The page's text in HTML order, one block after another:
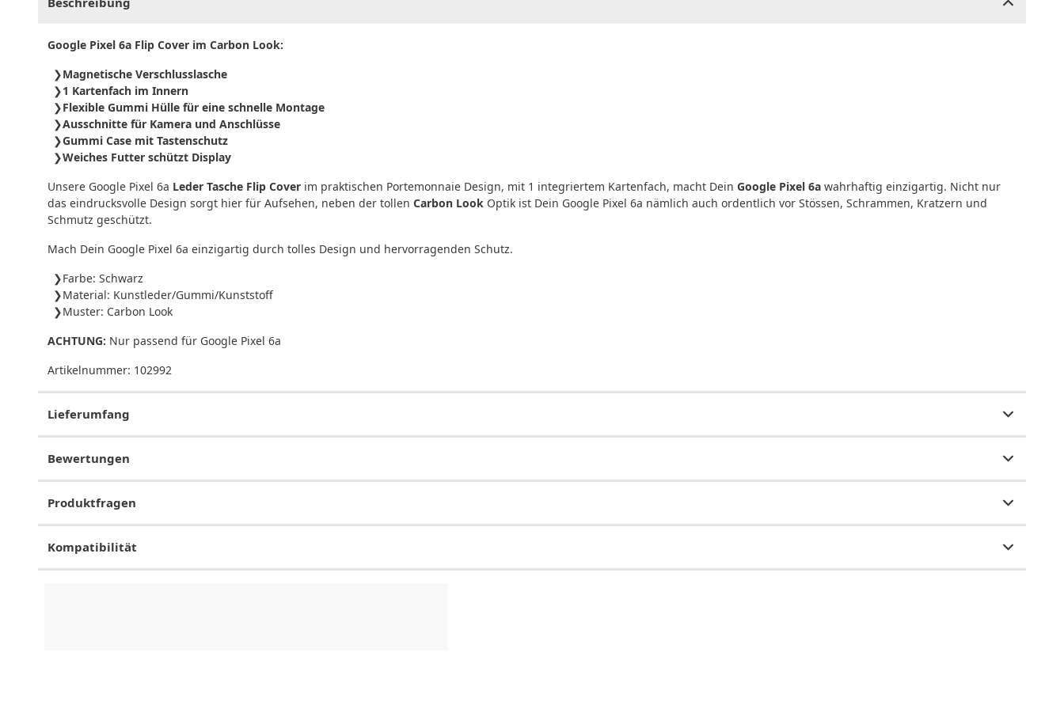
Google Pixel 6a Flip Cover im Carbon Look:
Magnetische Verschlusslasche
1 Kartenfach im Innern
Flexible Gummi Hülle für eine schnelle Montage
Ausschnitte für Kamera und Anschlüsse
Gummi Case mit Tastenschutz
Weiches Futter schützt Display
Unsere Google Pixel 6a Leder Tasche Flip Cover im praktischen Portemonnaie Design, mit 1 integriertem Kartenfach, macht Dein Google Pixel 6a wahrhaftig einzigartig. Nicht nur
das eindrucksvolle Design sorgt hier für Aufsehen, neben der tollen Carbon Look Optik ist Dein Google Pixel 6a nämlich auch ordentlich vor Stössen, Schrammen, Kratzern und
Schmutz geschützt.
Mach Dein Google Pixel 6a einzigartig durch tolles Design und hervorragenden Schutz.
Farbe: Schwarz
Material: Kunstleder/Gummi/Kunststoff
Muster: Carbon Look
ACHTUNG: Nur passend für Google Pixel 6a
Artikelnummer: 102992
Lieferumfang
Bewertungen
Produktfragen
Kompatibilität